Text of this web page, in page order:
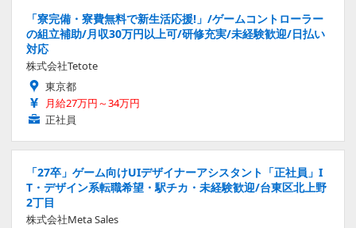
「寮完備・寮費無料で新生活応援!」/ゲームコントローラー
の組立補助/月収30万円以上可/研修充実/未経験歓迎/日払い
対応
株式会社Tetote
東京都
月給27万円～34万円
正社員
「27卒」ゲーム向けUIデザイナーアシスタント「正社員」I
T・デザイン系転職希望・駅チカ・未経験歓迎/台東区北上野
2丁目
株式会社Meta Sales